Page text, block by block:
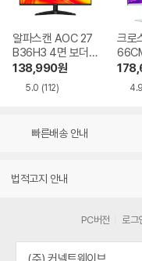
알파스캔 AOC 27
B36H3 4면 보더리
스 IPS 120 시력보
호 무결점
138,990원
5.0 (112)
크로
SB-C
티4.9
빠른배송 안내
법적고지 안내
PC버전 로그